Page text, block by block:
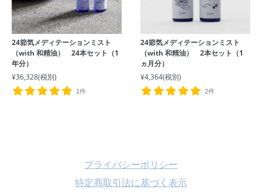
24節気メディテーションミスト
（with 和精油） 24本セット（1
年分）
¥36,328(税別)
1件
24節気メディテーションミスト
（with 和精油） 2本セット（1
ヵ月分）
¥4,364(税別)
2件
プライバシーポリシー
特定商取引法に基づく表示